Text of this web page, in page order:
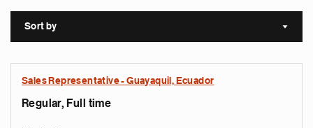
Sort by Sort
Sales Representative - Guayaquil, Ecuador
Regular, Full time